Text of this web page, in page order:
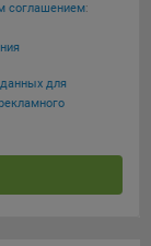
соглашением:
для